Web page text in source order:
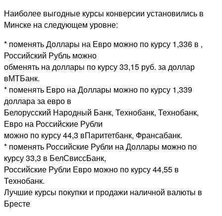
Наиболее выгодные курсы конверсии установились в
Минске на следующем уровне:
* поменять Доллары на Евро можно по курсу 1,336 в ,
Российский Рубль можно
обменять на доллары по курсу 33,15 руб. за доллар
вМТБанк.
* поменять Евро на Доллары можно по курсу 1,339
доллара за евро в
Белорусский Народный Банк, Технобанк, Технобанк,
Евро на Российские Рубли
можно по курсу 44,3 вПаритетбанк, Франсабанк.
* поменять Российские Рубли на Доллары можно по
курсу 33,3 в БелСвиссБанк,
Российские Рубли Евро можно по курсу 44,55 в
Технобанк.
Лучшие курсы покупки и продажи наличной валюты в
Бресте